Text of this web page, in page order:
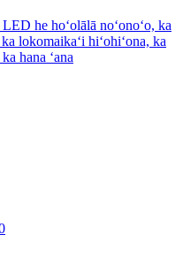
he hoʻolālā noʻonoʻo, ka
lokomaikaʻi hiʻohiʻona, ka
hana ʻana